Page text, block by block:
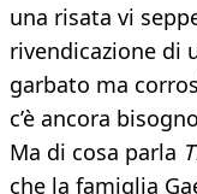
una risata vi
rivendicazione di
garbato ma
c’è ancora
Ma di cosa parla
che la famiglia